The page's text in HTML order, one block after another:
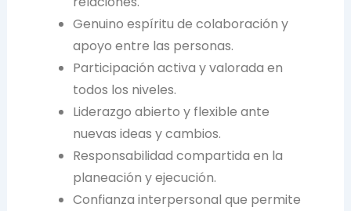
Genuino espíritu de colaboración y
apoyo entre las personas.
Participación activa y valorada en
todos los niveles.
Liderazgo abierto y flexible ante
nuevas ideas y cambios.
Responsabilidad compartida en la
planeación y ejecución.
Confianza interpersonal que permite